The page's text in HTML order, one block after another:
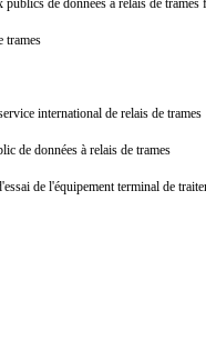
trames
international de relais de trames
de données à relais de trames
de l'équipement terminal de